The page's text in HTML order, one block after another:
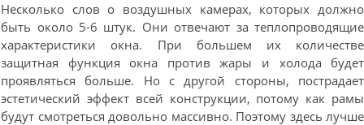
Несколько слов о воздушных камерах, которых должно
быть около 5-6 штук. Они отвечают за теплопроводящие
характеристики окна. При большем их количестве
защитная функция окна против жары и холода будет
проявляться больше. Но с другой стороны, пострадает
эстетический эффект всей конструкции, потому как рамы
будут смотреться довольно массивно. Поэтому здесь лучше